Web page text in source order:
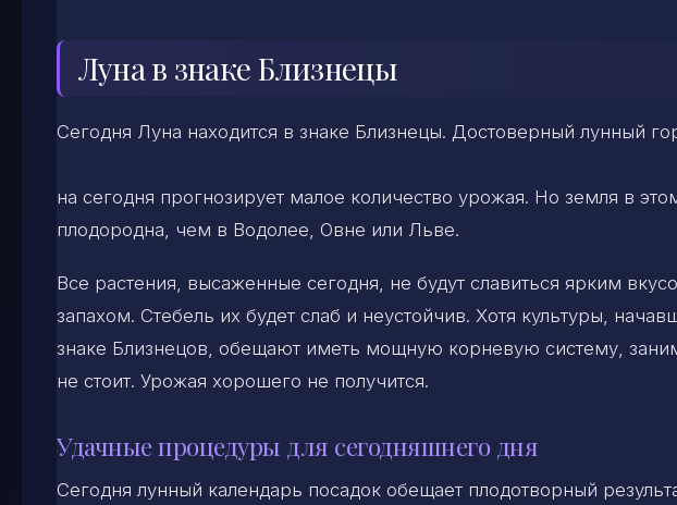
Луна в знаке Близнецы
Сегодня Луна находится в знаке Близнецы. Достоверный лунный
на сегодня прогнозирует малое количество урожая. Но земля в
плодородна, чем в Водолее, Овне или Льве.
Все растения, высаженные сегодня, не будут славиться ярким
запахом. Стебель их будет слаб и неустойчив. Хотя культуры,
знаке Близнецов, обещают иметь мощную корневую систему,
не стоит. Урожая хорошего не получится.
Удачные процедуры для сегодняшнего дня
Сегодня лунный календарь посадок обещает плодотворный